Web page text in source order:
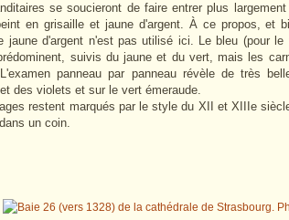
se soucieront de faire entrer plus
en grisaille et jaune d'argent. À ce propos, et b
jaune d'argent n'est pas utilisé ici. Le bleu (pour
suivis du jaune et du vert, mais les
panneau par panneau révèle de très
des violets et sur le vert émeraude.
restent marqués par le style du XII et XIIIe
un coin.